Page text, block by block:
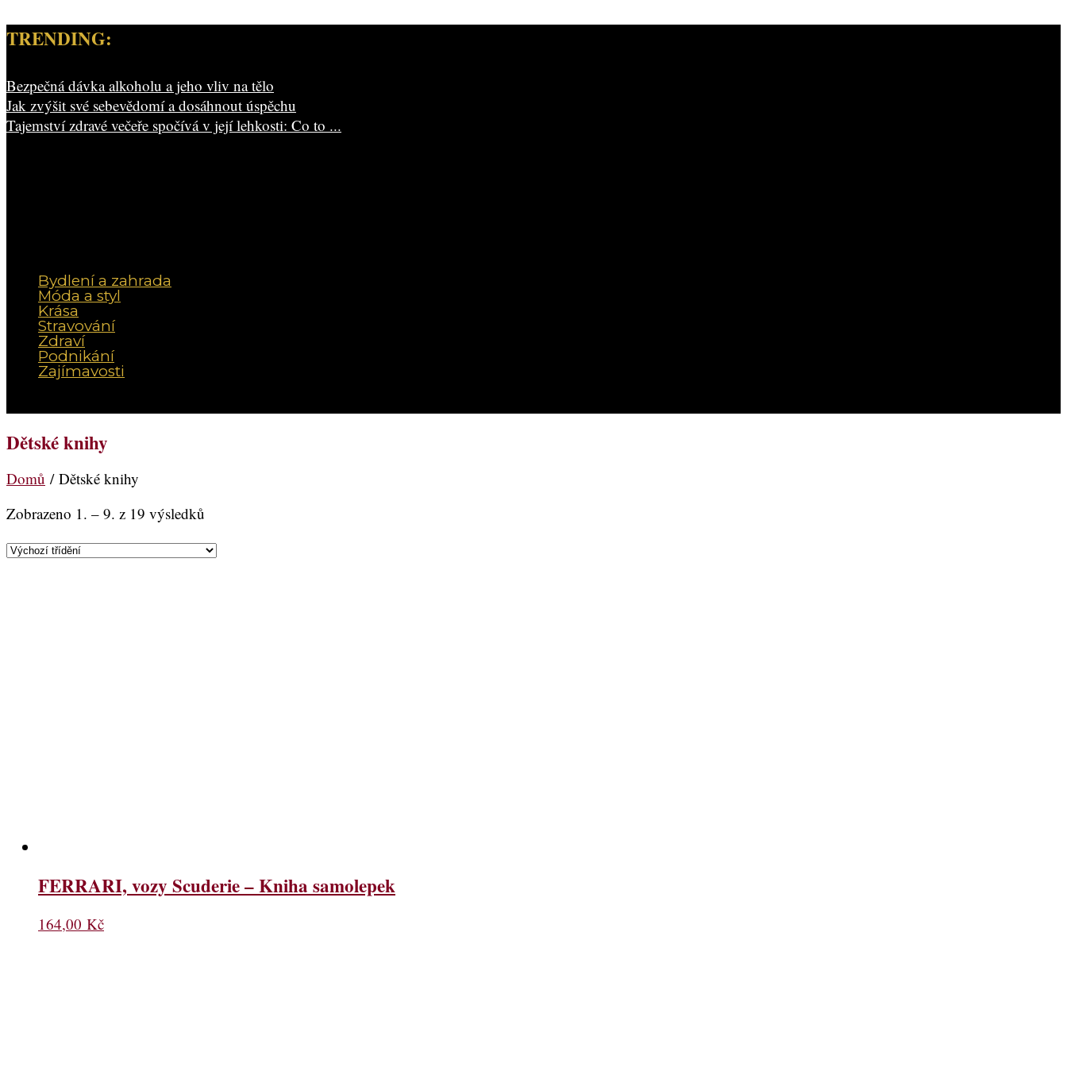
TRENDING:
Bezpečná dávka alkoholu a jeho vliv na tělo
Jak zvýšit své sebevědomí a dosáhnout úspěchu
Tajemství zdravé večeře spočívá v její lehkosti: Co to ...
Bydlení a zahrada
Móda a styl
Krása
Stravování
Zdraví
Podnikání
Zajímavosti
Dětské knihy
Domů / Dětské knihy
Zobrazeno 1. – 9. z 19 výsledků
FERRARI, vozy Scuderie – Kniha samolepek
164,00 Kč